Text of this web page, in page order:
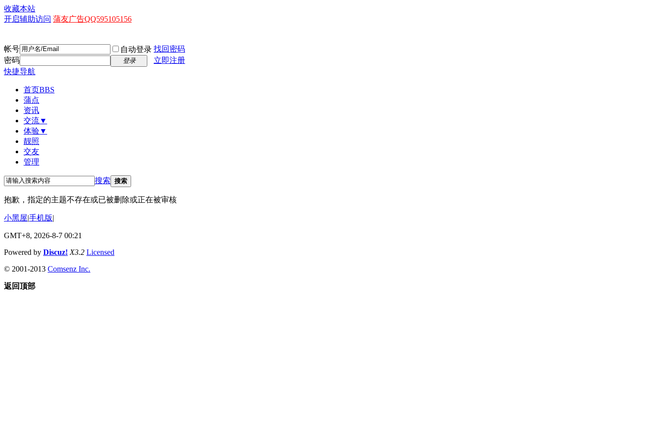
收藏本站
开启辅助访问 蒲友广告QQ595105156
帐号 自动登录 找回密码
密码
登录
立即注册
快捷导航
首页BBS
蒲点
资讯
交流▼
体验▼
靓照
交友
管理
搜索 搜索
抱歉，指定的主题不存在或已被删除或正在被审核
小黑屋|手机版|
GMT+8, 2026-8-7 00:21
Powered by Discuz! X3.2 Licensed
© 2001-2013 Comsenz Inc.
返回顶部